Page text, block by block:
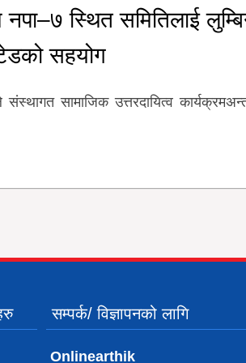
स्थित समितिलाई
सहयोग
सामाजिक उत्तरदायित्व
सम्पर्क/ विज्ञापनको लागि
Onlinearthik